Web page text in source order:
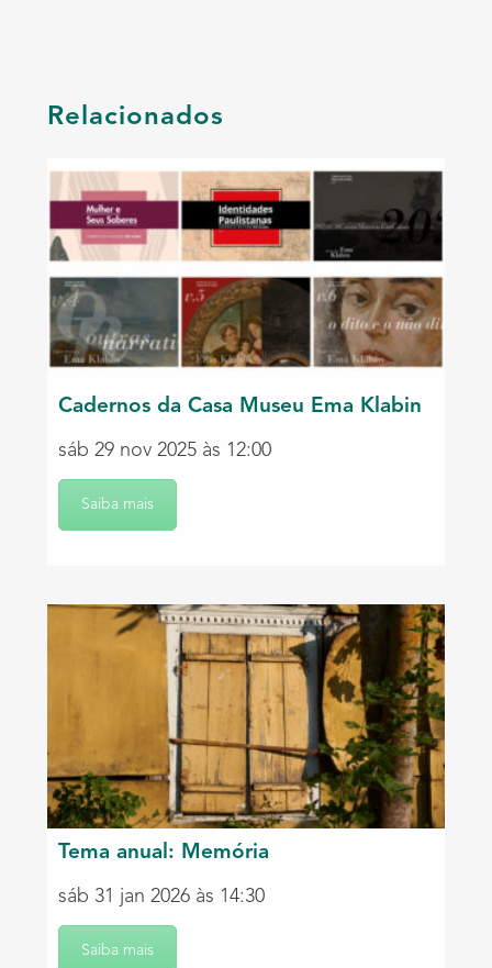
Relacionados
Cadernos da Casa Museu Ema Klabin
sáb 29 nov 2025 às 12:00
Saiba mais
Tema anual: Memória
sáb 31 jan 2026 às 14:30
Saiba mais